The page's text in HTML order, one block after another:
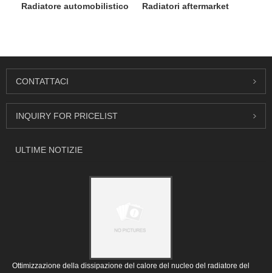
Radiatore automobilistico Radiatori aftermarket
CONTATTACI
INQUIRY FOR PRICELIST
ULTIME NOTIZIE
Ottimizzazione della dissipazione del calore del nucleo del radiatore del